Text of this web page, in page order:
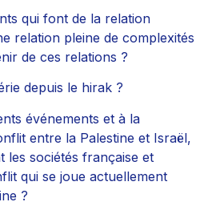
qui font de la relation
relation pleine de complexités
de ces relations ?
depuis le hirak ?
événements et à la
entre la Palestine et Israël,
les sociétés française et
qui se joue actuellement
?